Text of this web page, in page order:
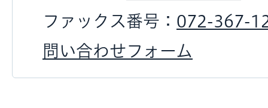
ファックス番号： 072-367-
問い合わせフォーム